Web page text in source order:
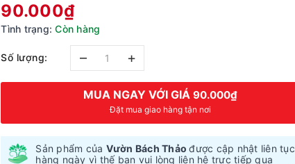
90.000₫
Tình trạng: Còn hàng
Số lượng: – +
MUA NGAY VỚI GIÁ 90.000₫
Đặt mua giao hàng tận nơi
Sản phẩm của Vườn Bách Thảođược cập nhật liên tục
hàng ngày vì thế bạn vui lòng liên hệ trực tiếp qua